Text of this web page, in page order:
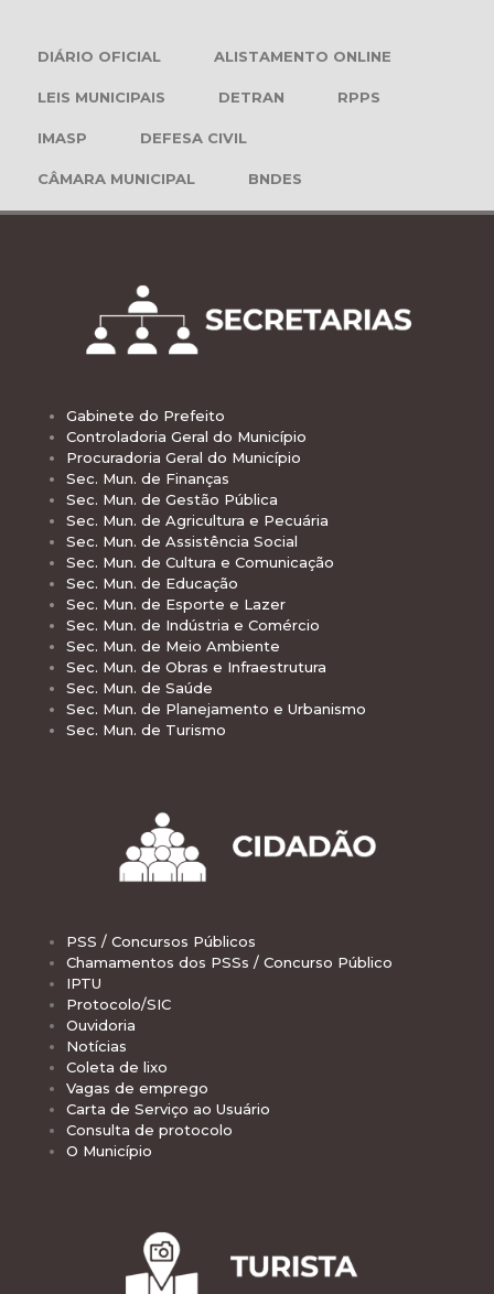
DIÁRIO OFICIAL ALISTAMENTO ONLINE
LEIS MUNICIPAIS DETRAN RPPS
IMASP DEFESA CIVIL
CÂMARA MUNICIPAL BNDES
Gabinete do Prefeito
Controladoria Geral do Município
Procuradoria Geral do Município
Sec. Mun. de Finanças
Sec. Mun. de Gestão Pública
Sec. Mun. de Agricultura e Pecuária
Sec. Mun. de Assistência Social
Sec. Mun. de Cultura e Comunicação
Sec. Mun. de Educação
Sec. Mun. de Esporte e Lazer
Sec. Mun. de Indústria e Comércio
Sec. Mun. de Meio Ambiente
Sec. Mun. de Obras e Infraestrutura
Sec. Mun. de Saúde
Sec. Mun. de Planejamento e Urbanismo
Sec. Mun. de Turismo
PSS / Concursos Públicos
Chamamentos dos PSSs / Concurso Público
IPTU
Protocolo/SIC
Ouvidoria
Notícias
Coleta de lixo
Vagas de emprego
Carta de Serviço ao Usuário
Consulta de protocolo
O Município